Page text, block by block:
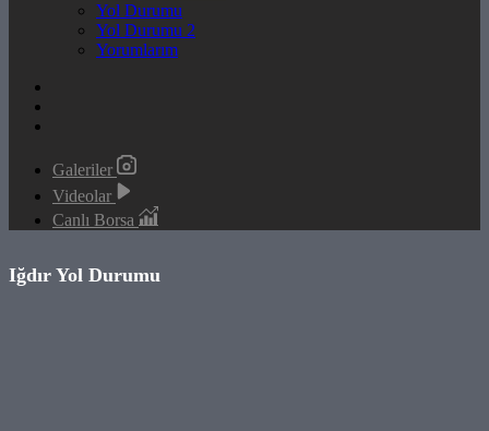
Yol Durumu
Yol Durumu 2
Yorumlarım
Galeriler
Videolar
Canlı Borsa
Iğdır Yol Durumu